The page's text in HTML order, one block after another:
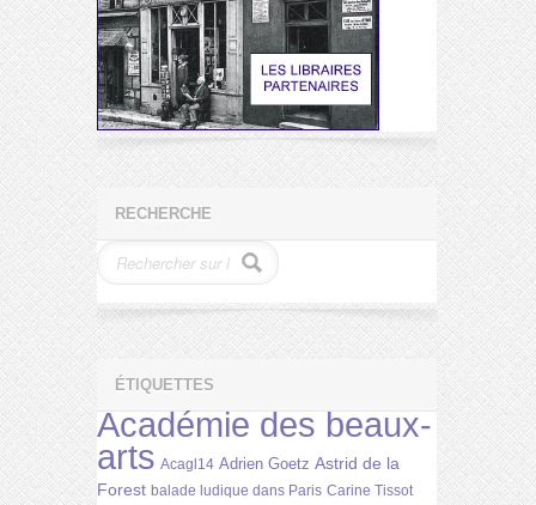
RECHERCHE
ÉTIQUETTES
Académie des beaux-
arts Acagl14 Adrien Goetz Astrid de la
Forest balade ludique dans Paris Carine Tissot